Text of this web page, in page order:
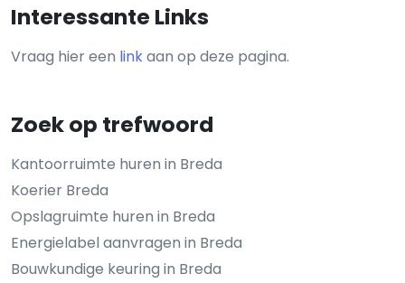
Interessante Links
Vraag hier een linkaan op deze pagina.
Zoek op trefwoord
Kantoorruimte huren in Breda
Koerier Breda
Opslagruimte huren in Breda
Energielabel aanvragen in Breda
Bouwkundige keuring in Breda